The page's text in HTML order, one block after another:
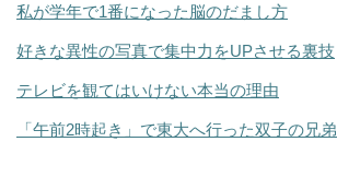
私が学年で1番になった脳のだまし方
好きな異性の写真で集中力をUPさせる裏技
テレビを観てはいけない本当の理由
「午前2時起き」で東大へ行った双子の兄弟